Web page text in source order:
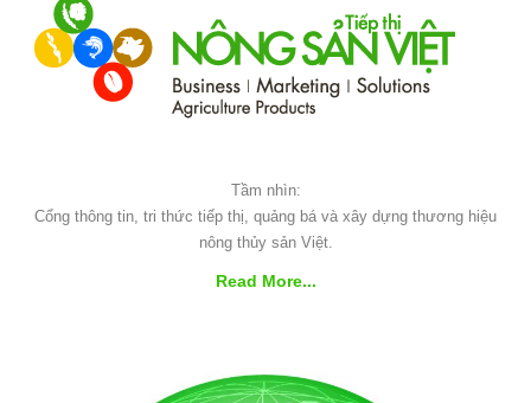
Tầm nhìn:
Cổng thông tin, tri thức tiếp thị, quảng bá và xây dựng thương hiệu
nông thủy sản Việt.
Read More...